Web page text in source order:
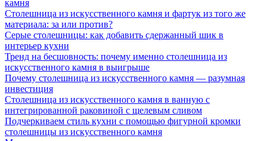
камня
Столешница из искусственного камня и фартук из того же
материала: за или против?
Серые столешницы: как добавить сдержанный шик в
интерьер кухни
Тренд на бесшовность: почему именно столешница из
искусственного камня в выигрыше
Почему столешница из искусственного камня — разумная
инвестиция
Столешница из искусственного камня в ванную с
интегрированной раковиной с щелевым сливом
Подчеркиваем стиль кухни с помощью фигурной кромки
столешницы из искусственного камня